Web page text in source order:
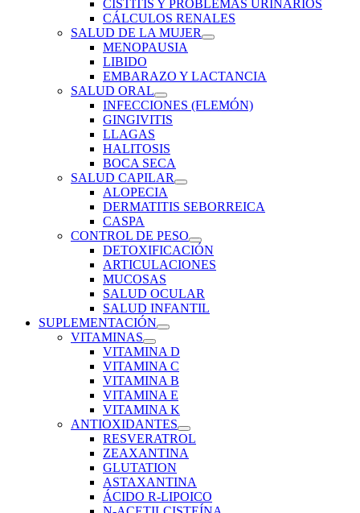
CISTITIS Y PROBLEMAS URINARIOS
CÁLCULOS RENALES
SALUD DE LA MUJER
MENOPAUSIA
LIBIDO
EMBARAZO Y LACTANCIA
SALUD ORAL
INFECCIONES (FLEMÓN)
GINGIVITIS
LLAGAS
HALITOSIS
BOCA SECA
SALUD CAPILAR
ALOPECIA
DERMATITIS SEBORREICA
CASPA
CONTROL DE PESO
DETOXIFICACIÓN
ARTICULACIONES
MUCOSAS
SALUD OCULAR
SALUD INFANTIL
SUPLEMENTACIÓN
VITAMINAS
VITAMINA D
VITAMINA C
VITAMINA B
VITAMINA E
VITAMINA K
ANTIOXIDANTES
RESVERATROL
ZEAXANTINA
GLUTATION
ASTAXANTINA
ÁCIDO R-LIPOICO